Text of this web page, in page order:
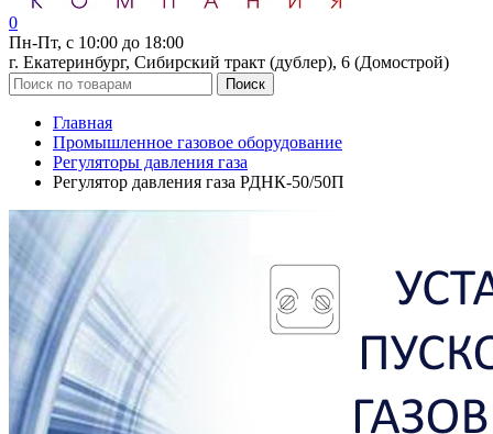
0
Пн-Пт, с 10:00 до 18:00
г. Екатеринбург, Сибирский тракт (дублер), 6 (Домострой)
Поиск
Главная
Промышленное газовое оборудование
Регуляторы давления газа
Регулятор давления газа РДНК-50/50П